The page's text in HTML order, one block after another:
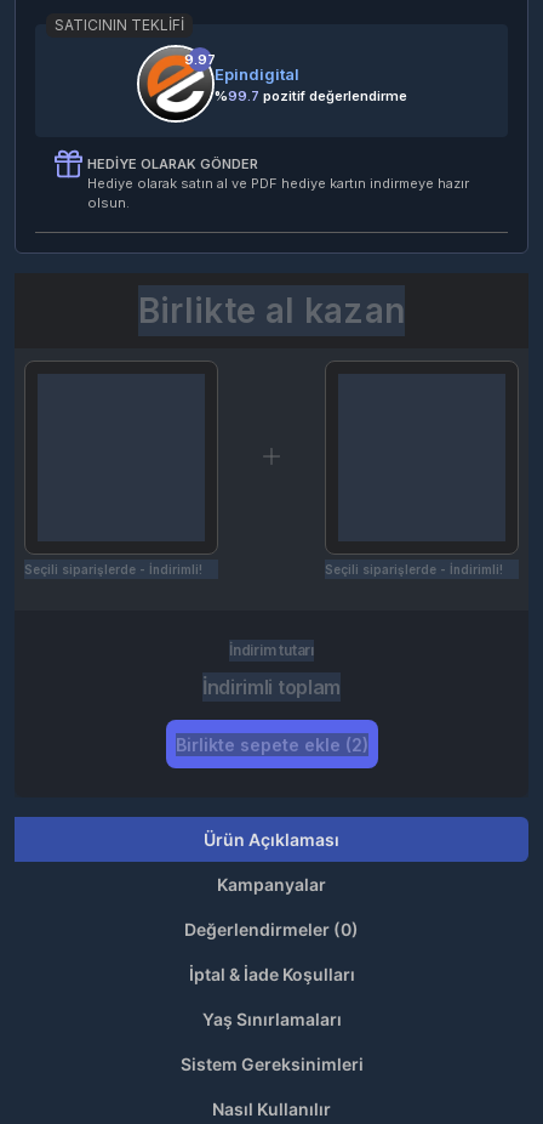
SATICININ TEKLIFI
9.97
Epindigital
%99.7 pozitif değerlendirme
HEDIYE OLARAK GÖNDER
Hediye olarak satın al ve PDF hediye kartın indirmeye hazır
olsun.
Birlikte al kazan
Seçili siparişlerde - İndirimli! Seçili siparişlerde - İndirimli!
İndirim tutarı
İndirimli toplam
Birlikte sepete ekle (2)
Ürün Açıklaması
Kampanyalar
Değerlendirmeler (0)
İptal & İade Koşulları
Yaş Sınırlamaları
Sistem Gereksinimleri
Nasıl Kullanılır